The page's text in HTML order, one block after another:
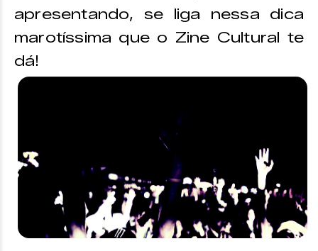
apresentando, se liga nessa dica
marotíssima que o Zine Cultural te
dá!